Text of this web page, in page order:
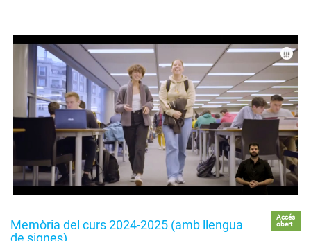
Memòria del curs 2024-2025 (amb llengua
de signes)
Accés
obert